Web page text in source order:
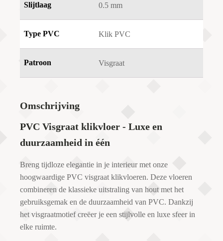
Slijtlaag 0.5 mm
Type PVC Klik PVC
Patroon Visgraat
Omschrijving
PVC Visgraat klikvloer - Luxe en
duurzaamheid in één
Breng tijdloze elegantie in je interieur met onze
hoogwaardige PVC visgraat klikvloeren. Deze vloeren
combineren de klassieke uitstraling van hout met het
gebruiksgemak en de duurzaamheid van PVC. Dankzij
het visgraatmotief creëer je een stijlvolle en luxe sfeer in
elke ruimte.